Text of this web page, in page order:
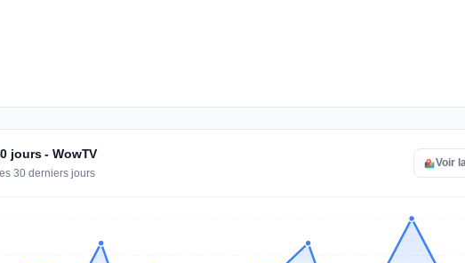
jours - WowTV
30 derniers jours
Voir